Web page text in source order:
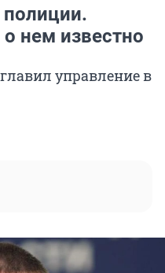
полиции.
нем известно
управление в